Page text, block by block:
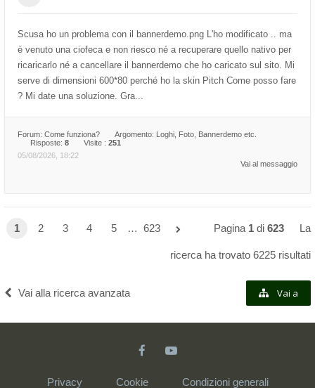
Scusa ho un problema con il bannerdemo.png L'ho modificato .. ma
è venuto una ciofeca e non riesco né a recuperare quello nativo per
ricaricarlo né a cancellare il bannerdemo che ho caricato sul sito. Mi
serve di dimensioni 600*80 perché ho la skin Pitch Come posso fare
? Mi date una soluzione. Gra...
Forum: Come funziona? Argomento: Loghi, Foto, Bannerdemo etc.
Risposte: 8 Visite : 251
05/08/2026, 18:22
Vai al messaggio
1 2 3 4 5 … 623 Pagina 1 di 623 La
ricerca ha trovato 6225 risultati
Vai alla ricerca avanzata Vai a
Privacy Cookie Condizioni generali